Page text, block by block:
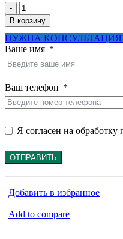
Количество
товара
Система
аэрации
и
обезжелезивания
воды
Эконом-2А
до
1.5
час
В корзину
НУЖНА
Ваше имя
Ваш телефон
Я согласен на обработку
ОТПРАВИТЬ
Добавить в избранное
Add to compare